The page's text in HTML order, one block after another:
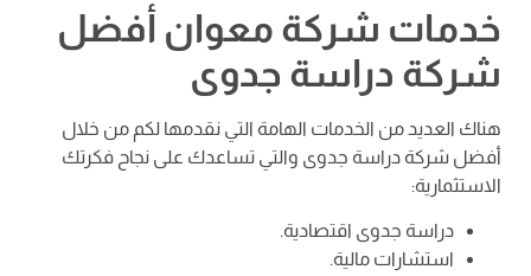
خدمات شركة معوان أفضل
شركة دراسة جدوى
هناك العديد من الخدمات الهامة التي نقدمها لكم من خلال
أفضل شركة دراسة جدوى والتي تساعدك على نجاح فكرتك
الاستثمارية:
دراسة جدوى اقتصادية.
استشارات مالية.